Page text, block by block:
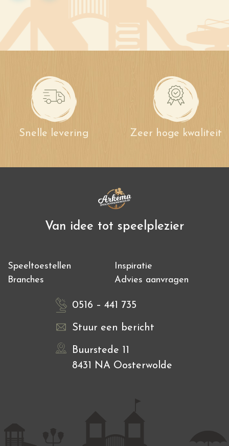
Snelle levering Zeer hoge kwaliteit
Van idee tot speelplezier
Speeltoestellen
Inspiratie
Branches
Advies aanvragen
0516 – 441 735
Stuur een bericht
Buurstede 11
8431 NA Oosterwolde